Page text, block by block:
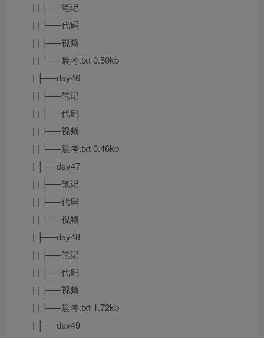
| | ├──笔记
| | ├──代码
| | ├──视频
| | └──晨考.txt 0.50kb
| ├──day46
| | ├──笔记
| | ├──代码
| | ├──视频
| | └──晨考.txt 0.46kb
| ├──day47
| | ├──笔记
| | ├──代码
| | └──视频
| ├──day48
| | ├──笔记
| | ├──代码
| | ├──视频
| | └──晨考.txt 1.72kb
| ├──day49